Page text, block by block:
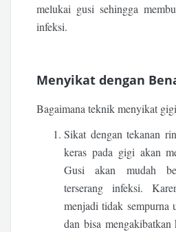
melukai gusi sehingga
infeksi.
Menyikat dengan
Bagaimana teknik menyikat
Sikat dengan tekanan
keras pada gigi akan
Gusi akan mudah
terserang infeksi.
menjadi tidak sempurna
dan bisa